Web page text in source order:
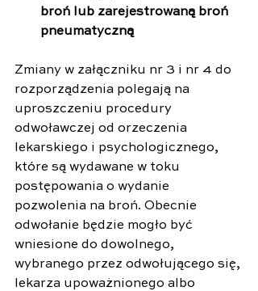
broń lub zarejestrowaną broń
pneumatyczną
Zmiany w załączniku nr 3 i nr 4 do
rozporządzenia polegają na
uproszczeniu procedury
odwoławczej od orzeczenia
lekarskiego i psychologicznego,
które są wydawane w toku
postępowania o wydanie
pozwolenia na broń. Obecnie
odwołanie będzie mogło być
wniesione do dowolnego,
wybranego przez odwołującego się,
lekarza upoważnionego albo